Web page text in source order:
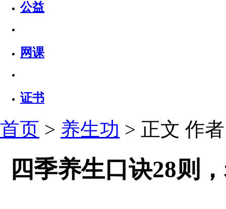
公益
网课
证书
首页 > 养生功 > 正文 作
四季养生口诀28则